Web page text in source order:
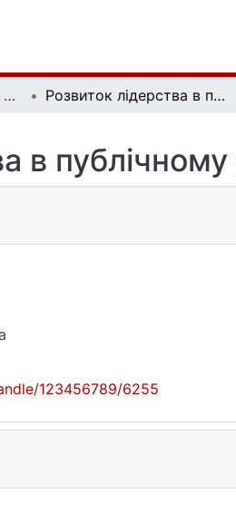
Магістерські роботи | Master's theses Розвиток лідерства в публічному управлінні
в публічному
123456789/6255